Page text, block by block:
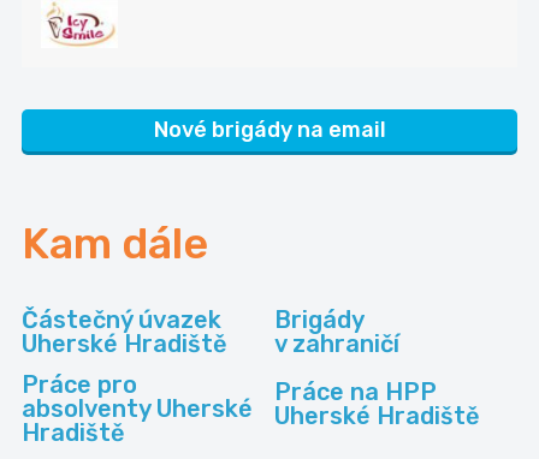
Nové brigády na email
Kam dále
Částečný úvazek
Uherské Hradiště
Brigády
v zahraničí
Práce pro
absolventy Uherské
Hradiště
Práce na HPP
Uherské Hradiště